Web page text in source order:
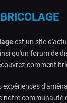
BRICOLAGE
est un site
qu'un forum de
comment
expériences
notre communauté